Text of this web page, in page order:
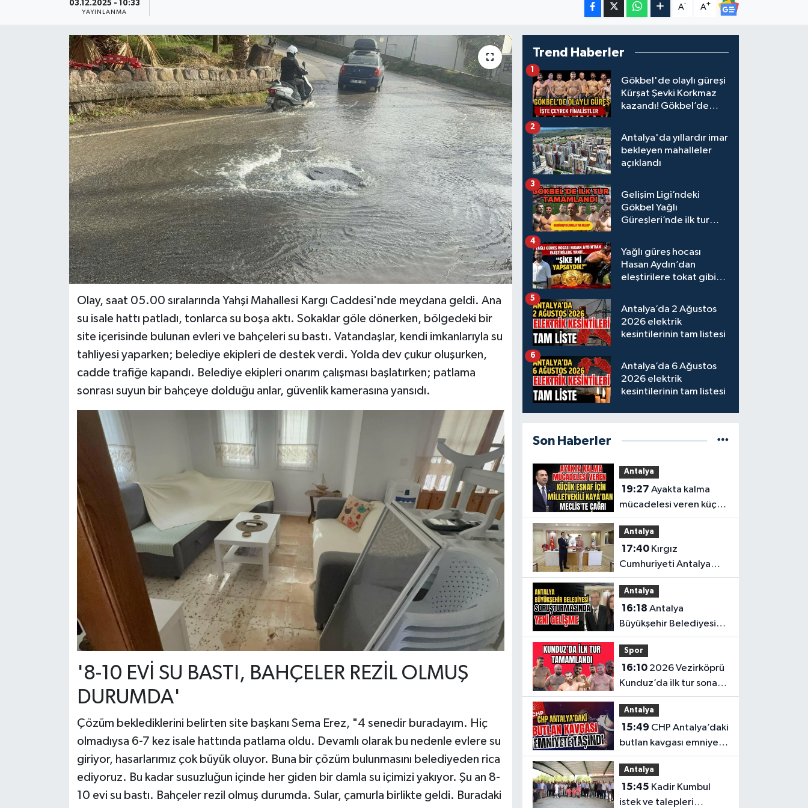
03.12.2025 - 10:33
YAYINLANMA
A- A+
Olay, saat 05.00 sıralarında Yahşi Mahallesi Kargı Caddesi'nde meydana geldi. Ana
su isale hattı patladı, tonlarca su boşa aktı. Sokaklar göle dönerken, bölgedeki bir
site içerisinde bulunan evleri ve bahçeleri su bastı. Vatandaşlar, kendi imkanlarıyla su
tahliyesi yaparken; belediye ekipleri de destek verdi. Yolda dev çukur oluşurken,
cadde trafiğe kapandı. Belediye ekipleri onarım çalışması başlatırken; patlama
sonrası suyun bir bahçeye dolduğu anlar, güvenlik kamerasına yansıdı.
'8-10 EVİ SU BASTI, BAHÇELER REZİL OLMUŞ
DURUMDA'
Çözüm beklediklerini belirten site başkanı Sema Erez, "4 senedir buradayım. Hiç
olmadıysa 6-7 kez isale hattında patlama oldu. Devamlı olarak bu nedenle evlere su
giriyor, hasarlarımız çok büyük oluyor. Buna bir çözüm bulunmasını belediyeden rica
ediyoruz. Bu kadar susuzluğun içinde her giden bir damla su içimizi yakıyor. Şu an 8-
10 evi su bastı. Bahçeler rezil olmuş durumda. Sular, çamurla birlikte geldi. Buradaki
Trend Haberler
Gökbel'de olaylı güreşi
Kürşat Şevki Korkmaz
kazandı! Gökbel’de
Gürbüz elendi!
1
Antalya'da yıllardır imar
bekleyen mahalleler
açıklandı
2
Gelişim Ligi’ndeki
Gökbel Yağlı
Güreşleri’nde ilk tur
3
Yağlı güreş hocası
Hasan Aydın’dan
eleştirilere tokat gibi
4
Antalya’da 2 Ağustos
2026 elektrik
kesintilerinin tam listesi
5
Antalya’da 6 Ağustos
2026 elektrik
kesintilerinin tam listesi
6
Son Haberler
Antalya
19:27
mücadelesi veren küçük
esnaf için Milletvekili
Kaya'dan Meclis'te
çağrı
Antalya
17:40Kırgız
Cumhuriyeti Antalya
Başkonsolosu’ndan
anlamlı ziyaret
Antalya
16:18
Büyükşehir Belediyesi
soruşturmasında yeni
gelişme
Spor
16:102026 Vezirköprü
Kunduz’da ilk tur sona
erdi. İşte son 64’e kalan
başpehlivanlar
Antalya
15:49
butlan kavgası emniyete
taşındı
Antalya
15:45
istek ve talepleri
Kültür & Sanat
Magazin
Resmi İlan
Sağlık & Yaşam
Siyaset